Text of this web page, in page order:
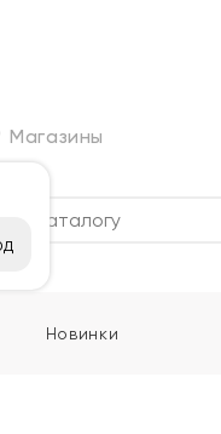
Магазины
Новинки